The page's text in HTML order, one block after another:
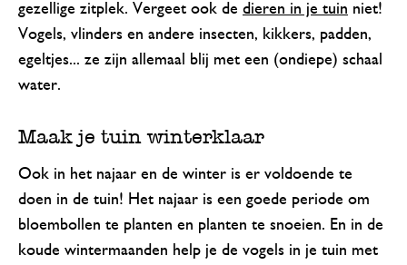
gezellige zitplek. Vergeet ook de dieren in je tuin niet!
Vogels, vlinders en andere insecten, kikkers, padden,
egeltjes... ze zijn allemaal blij met een (ondiepe) schaal
water.
Maak je tuin winterklaar
Ook in het najaar en de winter is er voldoende te
doen in de tuin! Het najaar is een goede periode om
bloembollen te planten en planten te snoeien. En in de
koude wintermaanden help je de vogels in je tuin met